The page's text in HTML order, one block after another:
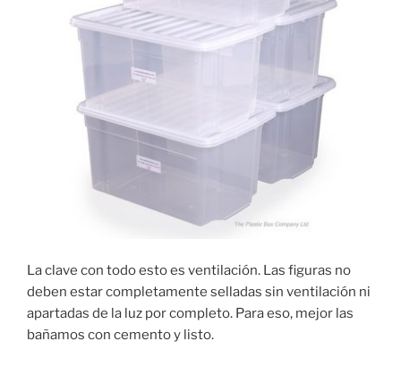
La clave con todo esto es ventilación. Las figuras no
deben estar completamente selladas sin ventilación ni
apartadas de la luz por completo. Para eso, mejor las
bañamos con cemento y listo.